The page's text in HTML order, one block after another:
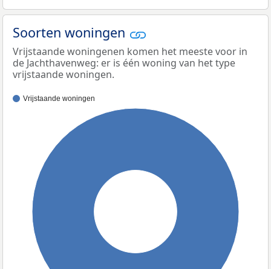
Soorten woningen
Vrijstaande woningenen komen het meeste voor in
de Jachthavenweg: er is één woning van het type
vrijstaande woningen.
Vrijstaande woningen